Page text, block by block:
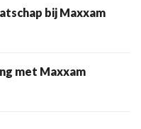
bij Maxxam
met Maxxam